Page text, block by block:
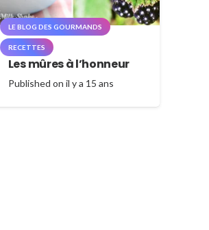
LE BLOG DES GOURMANDS
RECETTES
Les mûres à l’honneur
Published on il y a 15 ans